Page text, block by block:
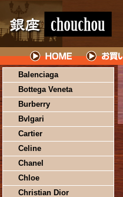
Balenciaga
Bottega Veneta
Burberry
Bvlgari
Cartier
Celine
Chanel
Chloe
Christian Dior